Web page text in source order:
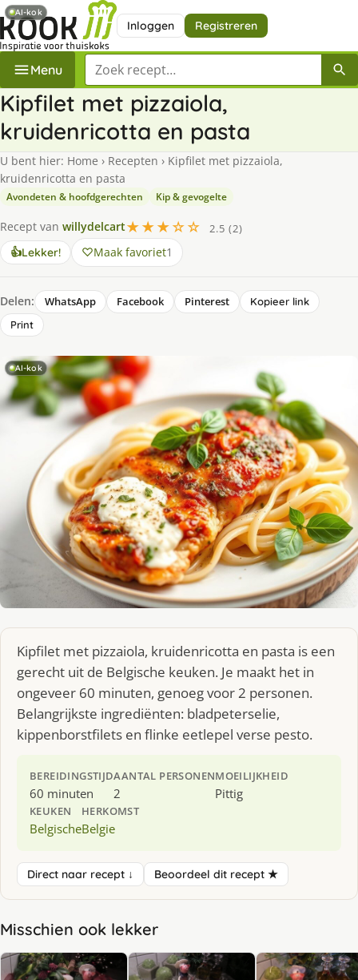
Inloggen Registreren
Menu Zoek een recept
Kipfilet met pizzaiola,
kruidenricotta en pasta
U bent hier: Home › Recepten › Kipfilet met pizzaiola,
kruidenricotta en pasta
Avondeten & hoofdgerechten Kip & gevogelte
Recept van willydelcart★★★☆☆
2.5 (2)
👍Lekker! Maak favoriet1
Delen: WhatsApp Facebook Pinterest
Kopieer link
Print
AI-kok
Kipfilet met pizzaiola, kruidenricotta en pasta is een
gerecht uit de Belgische keuken. Je maakt het in
ongeveer 60 minuten, genoeg voor 2 personen.
Belangrijkste ingrediënten: bladpeterselie,
kippenborstfilets en flinke eetlepel verse pesto.
BEREIDINGSTIJD
60 minuten
AANTAL PERSONEN
2
MOEILIJKHEID
Pittig
KEUKEN
Belgische
HERKOMST
Belgie
Direct naar recept ↓ Beoordeel dit recept ★
Misschien ook lekker
AI-kok